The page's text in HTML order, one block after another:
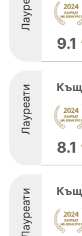
9.1
Лауреати
8.1
Лауреати